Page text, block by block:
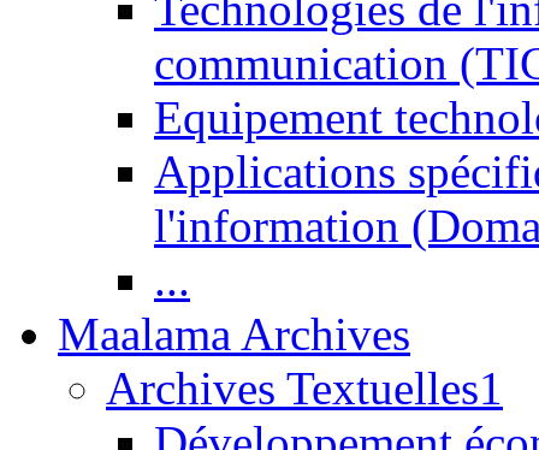
communication
Equipement
Applications
l'information
...
Maalama Archives
Archives Textuelles1